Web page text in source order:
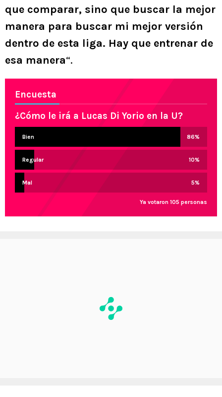
que comparar, sino que buscar la mejor
manera para buscar mi mejor versión
dentro de esta liga. Hay que entrenar de
esa manera“.
Encuesta
¿Cómo le irá a Lucas Di Yorio en la U?
Bien 86%
Regular 10%
Mal 5%
Ya votaron 105 personas